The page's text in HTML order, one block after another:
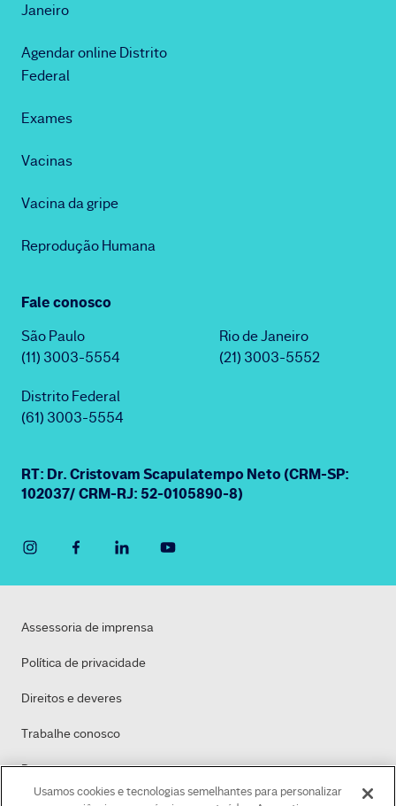
Janeiro
Agendar online Distrito
Federal
Exames
Vacinas
Vacina da gripe
Reprodução Humana
Fale conosco
São Paulo
(11) 3003-5554
Rio de Janeiro
(21) 3003-5552
Distrito Federal
(61) 3003-5554
RT: Dr. Cristovam Scapulatempo Neto (CRM-SP:
102037/ CRM-RJ: 52-0105890-8)
Assessoria de imprensa
Política de privacidade
Direitos e deveres
Trabalhe conosco
Dasa
Usamos cookies e tecnologias semelhantes para personalizar